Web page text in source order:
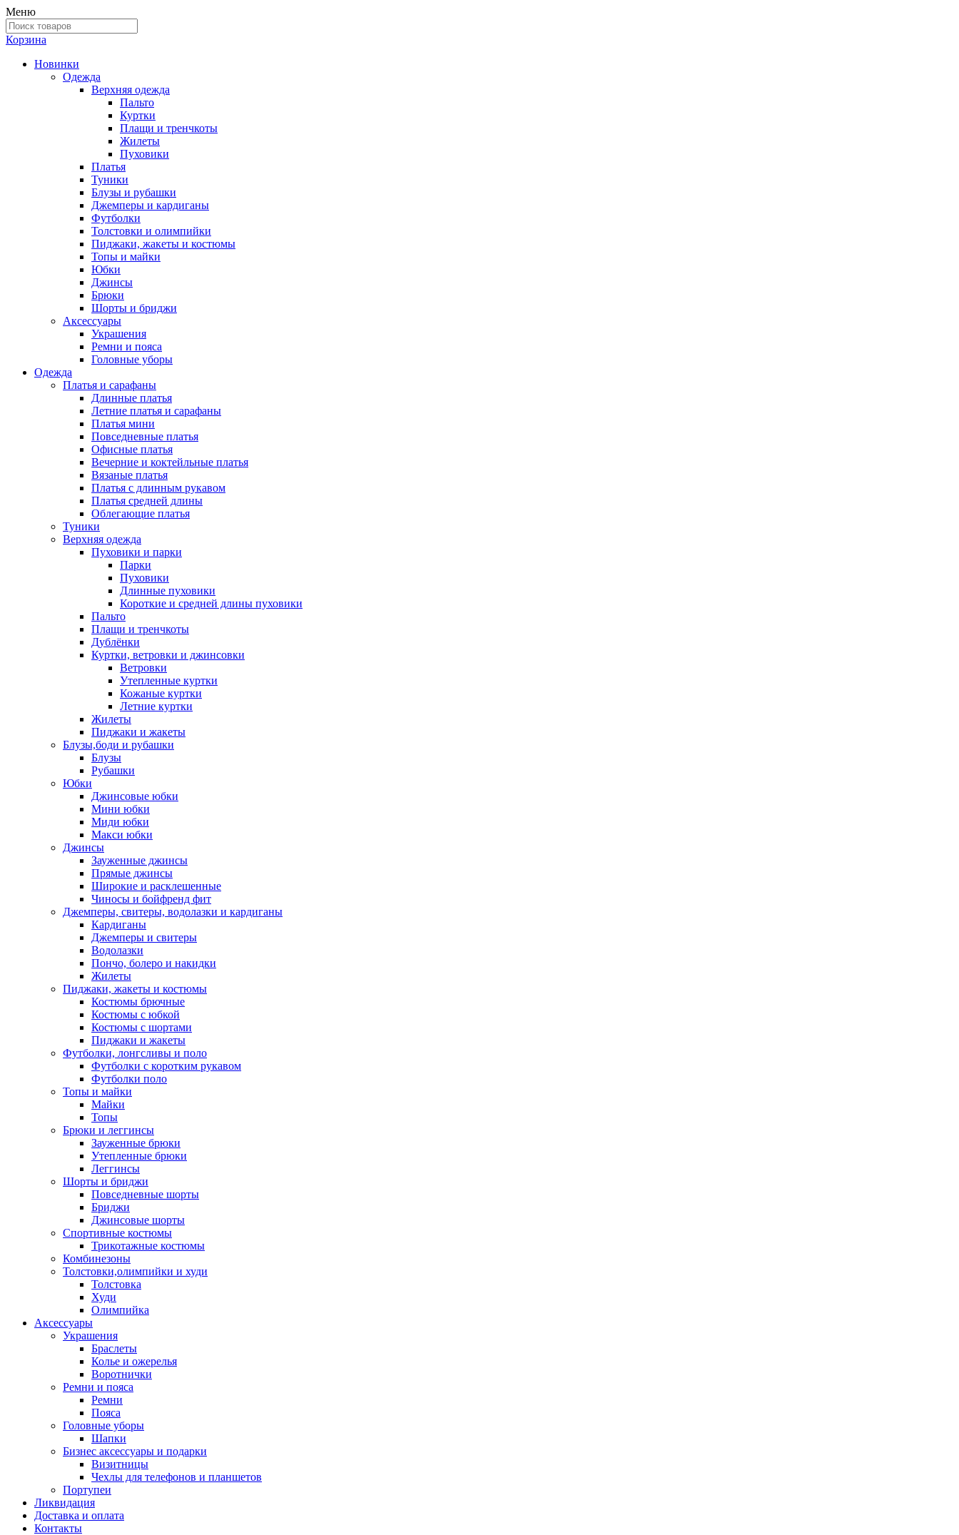
Меню
Корзина
Новинки
Одежда
Верхняя одежда
Пальто
Куртки
Плащи и тренчкоты
Жилеты
Пуховики
Платья
Туники
Блузы и рубашки
Джемперы и кардиганы
Футболки
Толстовки и олимпийки
Пиджаки, жакеты и костюмы
Топы и майки
Юбки
Джинсы
Брюки
Шорты и бриджи
Аксессуары
Украшения
Ремни и пояса
Головные уборы
Одежда
Платья и сарафаны
Длинные платья
Летние платья и сарафаны
Платья мини
Повседневные платья
Офисные платья
Вечерние и коктейльные платья
Вязаные платья
Платья с длинным рукавом
Платья средней длины
Облегающие платья
Туники
Верхняя одежда
Пуховики и парки
Парки
Пуховики
Длинные пуховики
Короткие и средней длины пуховики
Пальто
Плащи и тренчкоты
Дублёнки
Куртки, ветровки и джинсовки
Ветровки
Утепленные куртки
Кожаные куртки
Летние куртки
Жилеты
Пиджаки и жакеты
Блузы,боди и рубашки
Блузы
Рубашки
Юбки
Джинсовые юбки
Мини юбки
Миди юбки
Макси юбки
Джинсы
Зауженные джинсы
Прямые джинсы
Широкие и расклешенные
Чиносы и бойфренд фит
Джемперы, свитеры, водолазки и кардиганы
Кардиганы
Джемперы и свитеры
Водолазки
Пончо, болеро и накидки
Жилеты
Пиджаки, жакеты и костюмы
Костюмы брючные
Костюмы с юбкой
Костюмы с шортами
Пиджаки и жакеты
Футболки, лонгсливы и поло
Футболки с коротким рукавом
Футболки поло
Топы и майки
Майки
Топы
Брюки и леггинсы
Зауженные брюки
Утепленные брюки
Леггинсы
Шорты и бриджи
Повседневные шорты
Бриджи
Джинсовые шорты
Спортивные костюмы
Трикотажные костюмы
Комбинезоны
Толстовки,олимпийки и худи
Толстовка
Худи
Олимпийка
Аксессуары
Украшения
Браслеты
Колье и ожерелья
Воротнички
Ремни и пояса
Ремни
Пояса
Головные уборы
Шапки
Бизнес аксессуары и подарки
Визитницы
Чехлы для телефонов и планшетов
Портупеи
Ликвидация
Доставка и оплата
Контакты